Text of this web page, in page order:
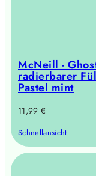
McNeill -
radierbarer
Pastel mint
Regulärer
11,99 €
Schnellansicht